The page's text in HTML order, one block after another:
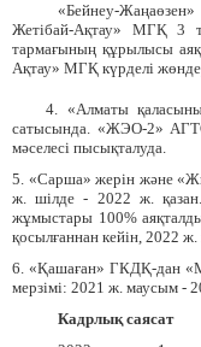
«Бейнеу-
Жетібай-Ақтау» МГҚ 3
тармағының құрылысы
Ақтау» МГҚ күрделі
4. «Алматы
сатысында. «ЖЭО-2»
мәселесі пысықталуда.
5. «Сарша» жерін және
ж. шілде - 2022 ж. қазан.
жұмыстары 100%
қосылғаннан кейін, 2022 ж.
6. «Қашаған» ГКДҚ-дан
мерзімі: 2021 ж. маусым -
Кадрлық саясат